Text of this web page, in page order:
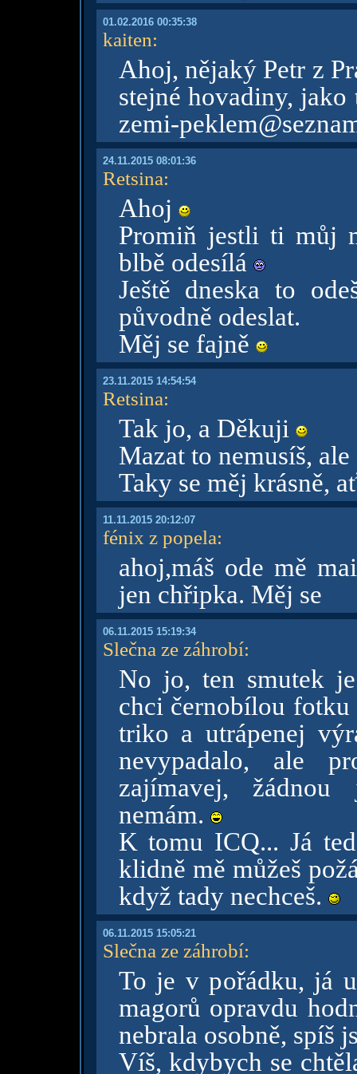
01.02.2016 00:35:38
kaiten:
Ahoj, nějaký Petr z
stejné hovadiny,
zemi-
24.11.2015 08:01:36
Retsina:
Ahoj
Promiň jestli ti můj
blbě odesílá
Ještě dneska to
původně odeslat.
Měj se fajně
23.11.2015 14:54:54
Retsina:
Tak jo, a Děkuji
Mazat to nemusíš,
Taky se měj krásně,
11.11.2015 20:12:07
fénix z popela:
ahoj,máš ode mě
jen chřipka. Měj se
06.11.2015 15:19:34
Slečna ze záhrobí:
No jo, ten smutek
chci černobílou
triko a utrápenej
nevypadalo, ale
zajímavej,
nemám.
K tomu ICQ... Já
klidně mě můžeš
když tady nechceš.
06.11.2015 15:05:21
Slečna ze záhrobí:
To je v pořádku, já
magorů opravdu
nebrala osobně, spíš
Víš, kdybych se